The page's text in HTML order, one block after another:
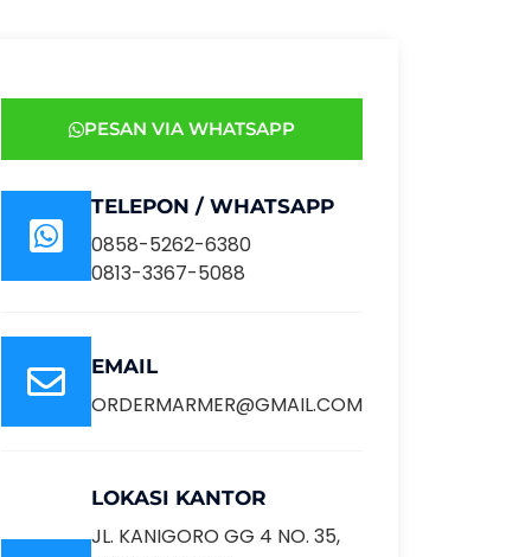
PESAN VIA WHATSAPP
TELEPON / WHATSAPP
0858-5262-6380
0813-3367-5088
EMAIL
ORDERMARMER@GMAIL.COM
LOKASI KANTOR
JL. KANIGORO GG 4 NO. 35,